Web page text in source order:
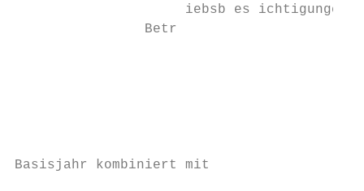
                     iebsb es ichtigungen
                Betr
Basisjahr kombiniert mit